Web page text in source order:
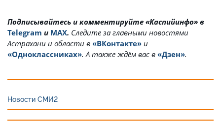
Подписывайтесь и комментируйте «Каспийинфо» в
Telegram и MAX. Cледите за главными новостями
Астрахани и области в «ВКонтакте» и
«Одноклассниках». А также ждём вас в «Дзен».
Новости СМИ2